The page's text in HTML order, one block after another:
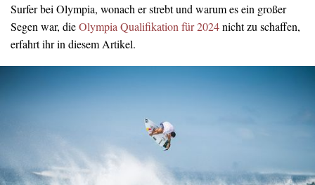
Surfer bei Olympia, wonach er strebt und warum es ein großer
Segen war, dieOlympia Qualifikation für 2024nicht zu schaffen,
erfahrt ihr in diesem Artikel.